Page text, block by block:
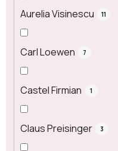
Aurelia Visinescu 11
Carl Loewen 7
Castel Firmian 1
Claus Preisinger 3